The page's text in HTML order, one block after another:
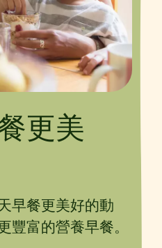
更美
早餐更美好的動
豐富的營養早餐。